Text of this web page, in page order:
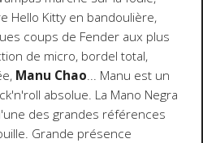
Hello Kitty en bandoulière,
coups de Fender aux plus
de micro, bordel total,
Manu Chao... Manu est un
absolue. La Mano Negra
des grandes références
Grande présence